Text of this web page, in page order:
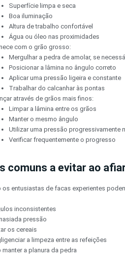
Superfície limpa e seca
Boa iluminação
Altura de trabalho confortável
Água ou óleo nas proximidades
com o grão grosso:
Mergulhar a pedra de amolar, se
Posicionar a lâmina no ângulo correto
Aplicar uma pressão ligeira e constante
Trabalhar do calcanhar às pontas
através de grãos mais finos:
Limpar a lâmina entre os grãos
Manter o mesmo ângulo
Utilizar uma pressão progressivamente
Verificar frequentemente o progresso
comuns a evitar ao
os entusiastas de facas experientes
inconsistentes
pressão
os cereais
a limpeza entre as refeições
manter a planura da pedra